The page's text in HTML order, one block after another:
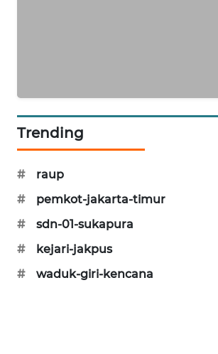
Trending
#
raup
#
pemkot-jakarta-timur
#
sdn-01-sukapura
#
kejari-jakpus
#
waduk-giri-kencana
MARITIM
NEWS
NEWS
FISUELRI
ID